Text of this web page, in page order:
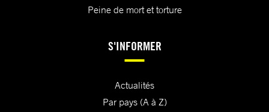
Peine de mort et torture
S'INFORMER
Actualités
Par pays (A à Z)